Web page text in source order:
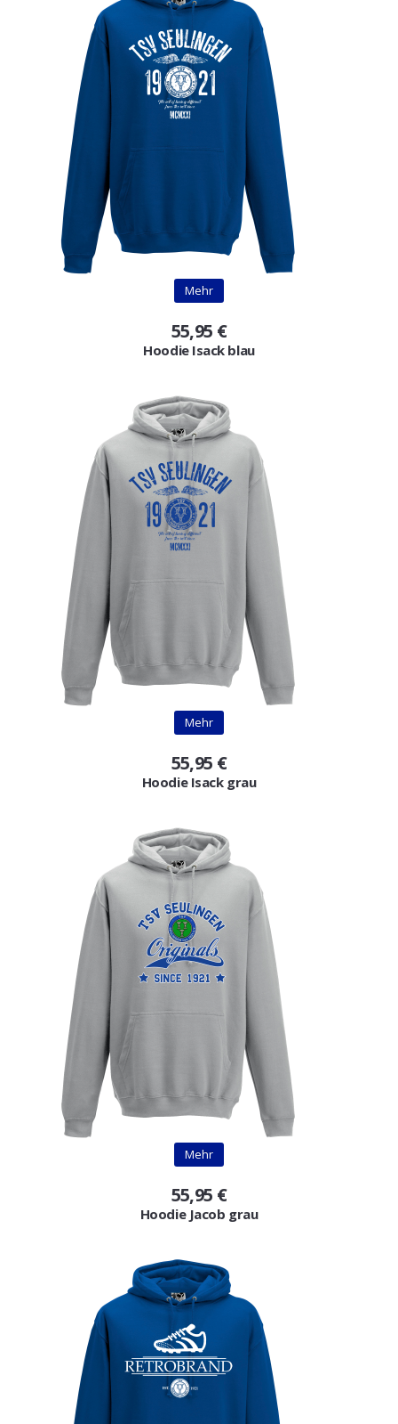
Mehr
55,95 €
Hoodie Isack blau
Mehr
55,95 €
Hoodie Isack grau
Mehr
55,95 €
Hoodie Jacob grau